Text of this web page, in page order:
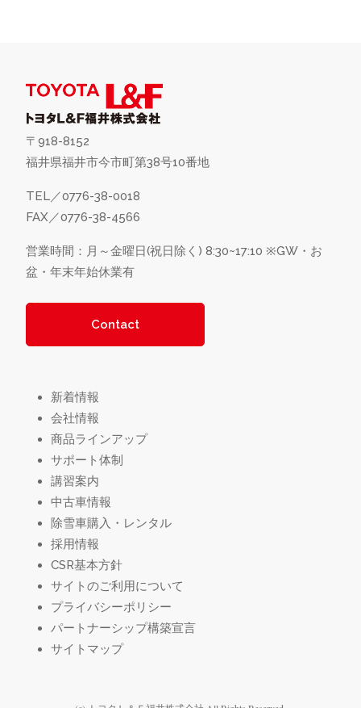
〒918-8152
福井県福井市今市町第38号10番地
TEL／0776-38-0018
FAX／0776-38-4566
営業時間：月～金曜日(祝日除く) 8:30~17:10 ※GW・お
盆・年末年始休業有
Contact
新着情報
会社情報
商品ラインアップ
サポート体制
講習案内
中古車情報
除雪車購入・レンタル
採用情報
CSR基本方針
サイトのご利用について
プライバシーポリシー
パートナーシップ構築宣言
サイトマップ